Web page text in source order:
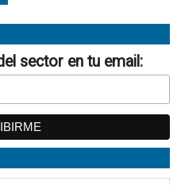
sector en tu email: